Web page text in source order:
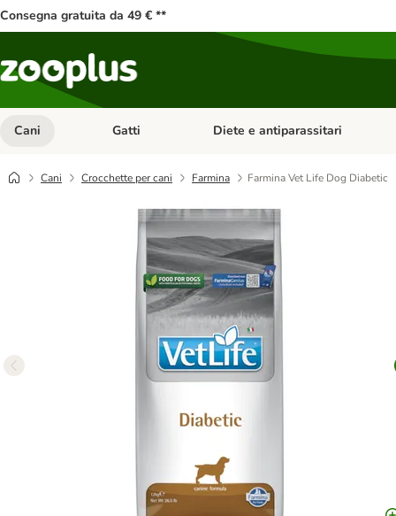
Consegna gratuita da 49 € **
Cani Apri Menu Categoria: Cani
Gatti Apri Menu Categoria: Gatti
Diete e antiparassitari
Cani Crocchette per cani Farmina Farmina Vet Life Dog Diabetic